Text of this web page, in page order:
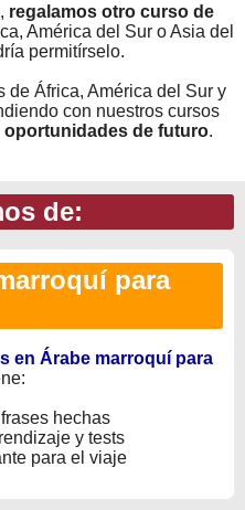
regalamos otro curso de
América del Sur o Asia del
permitírselo.
de África, América del Sur y
con nuestros cursos
oportunidades de futuro.
de:
para
en Árabe marroquí para
hechas
y tests
para el viaje